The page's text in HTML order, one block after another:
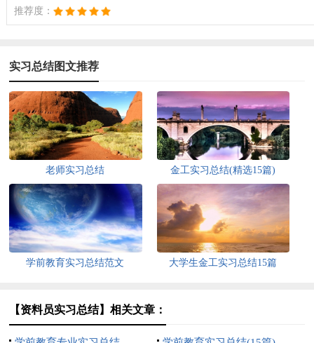
推荐度：
实习总结图文推荐
老师实习总结 金工实习总结(精选15篇)
学前教育实习总结范文 大学生金工实习总结15篇
【资料员实习总结】相关文章：